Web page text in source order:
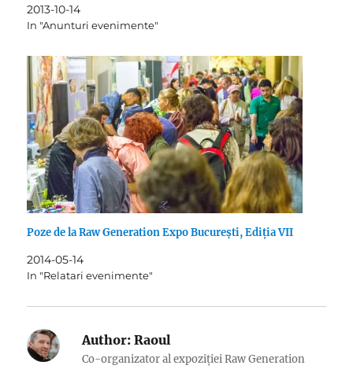
2013-10-14
In "Anunturi evenimente"
Poze de la Raw Generation Expo București, Ediția VII
2014-05-14
In "Relatari evenimente"
Author: Raoul
Co-organizator al expoziției Raw Generation